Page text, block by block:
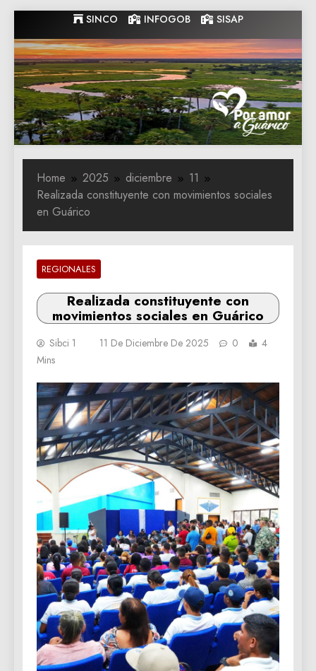
to
content
SINCO INFOGOB SISAP
Gobernacion
de Guarico
Gobernacion de Guarico
Home 2025 diciembre
11
Realizada constituyente con movimientos sociales
en Guárico
REGIONALES
Realizada constituyente con
movimientos sociales en Guárico
Sibci 1 11 De Diciembre De 2025 0
4
Mins